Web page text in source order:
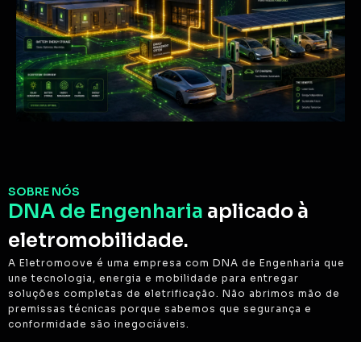
SOBRE NÓS
DNA de Engenharia aplicado à
eletromobilidade.
A Eletromoove é uma empresa com DNA de Engenharia que
une tecnologia, energia e mobilidade para entregar
soluções completas de eletrificação. Não abrimos mão de
premissas técnicas porque sabemos que segurança e
conformidade são inegociáveis.